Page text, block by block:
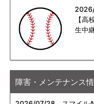
【
生中
障害・メンテナンス